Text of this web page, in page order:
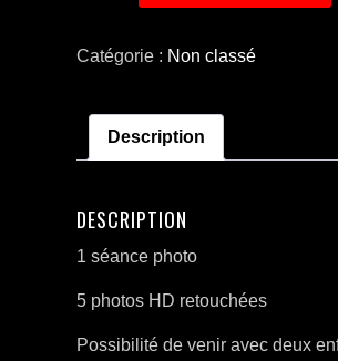
enfant
Catégorie : Non classé
Description
DESCRIPTION
1 séance photo
5 photos HD retouchées
Possibilité de venir avec deux